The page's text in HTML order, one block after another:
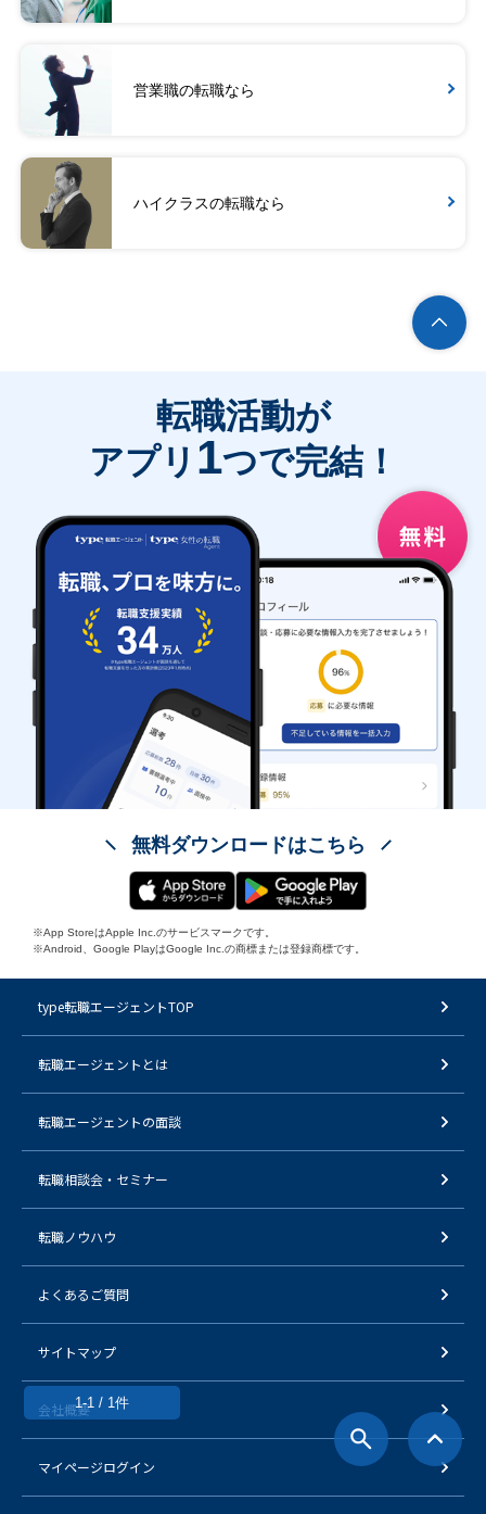
営業職の転職なら
ハイクラスの転職なら
1-1 / 1件
転職活動が
アプリ 1つで完結！
無料ダウンロードはこちら
※App StoreはApple Inc.のサービスマークです。
※Android、Google PlayはGoogle Inc.の商標または登録商標です。
type転職エージェントTOP
転職エージェントとは
転職エージェントの面談
転職相談会・セミナー
転職ノウハウ
よくあるご質問
サイトマップ
会社概要
マイページログイン